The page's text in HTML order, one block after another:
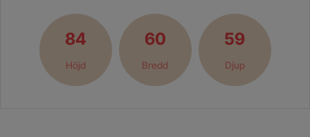
84
Höjd
60
Bredd
59
Djup